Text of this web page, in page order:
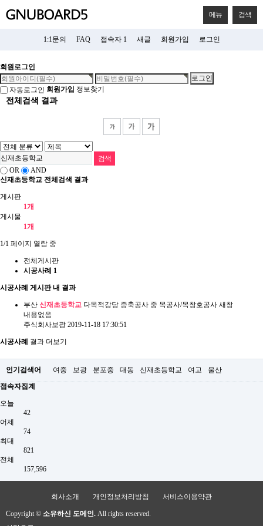
메뉴 검색
1:1문의 FAQ 접속자 1 새글 회원가입 로그인
회원로그인
자동로그인 회원가입 정보찾기
전체검색 결과
OR
AND
신재초등학교 전체검색 결과
게시판
1개
게시물
1개
1/1 페이지 열람 중
전체게시판
시공사례 1
시공사례 게시판 내 결과
부산 신재초등학교 다목적강당 증축공사 중 목공사/목창호공사 새창
내용없음
주식회사보광 2019-11-18 17:30:51
시공사례 결과 더보기
인기검색어 여중 보광 분포중 대동 신재초등학교 여고
울산
접속자집계
오늘
42
어제
74
최대
821
전체
157,596
회사소개 개인정보처리방침 서비스이용약관
Copyright © 소유하신 도메인. All rights reserved.